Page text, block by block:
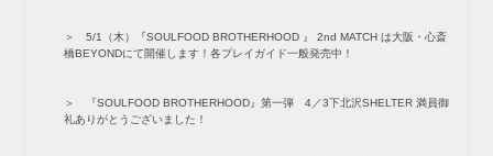
5/1（木）『SOULFOOD BROTHERHOOD 』 2nd MATCH は大阪・心斎
橋BEYONDにて開催します！各プレイガイド一般発売中！
『SOULFOOD BROTHERHOOD』第一弾 4／3下北沢SHELTER 満員御
礼ありがとうございました！